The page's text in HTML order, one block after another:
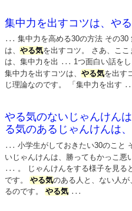
集中力を出すコツは、やる
... 集中力を高める30の方法 その30
は、 やる気を出すコツ。 さあ、こ
は、集中力を出
... 1つ面白い話を
集中力を出すコツは、 やる気を出す
じ理論なのです。 「集中力を出す
やる気のないじゃんけん
る気のあるじゃんけんは
... 小学生がしておきたい30のこと
いじゃんけんは、勝ってもかっこ悪
... 。 じゃんけんをする様子を見る
です。 やる気のある人と、ない人
るのです。 やる気 ...